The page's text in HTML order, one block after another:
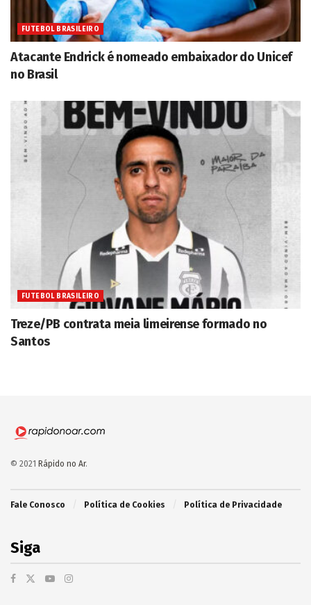
FUTEBOL BRASILEIRO
Atacante Endrick é nomeado embaixador do Unicef
no Brasil
FUTEBOL BRASILEIRO
Treze/PB contrata meia limeirense formado no
Santos
© 2021 Rápido no Ar.
Fale Conosco Política de Cookies Política de Privacidade
Siga